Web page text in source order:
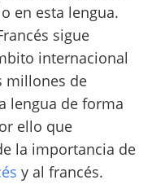
en esta lengua.
sigue
internacional
millones de
lengua de forma
ello que
la importancia de
y al francés.